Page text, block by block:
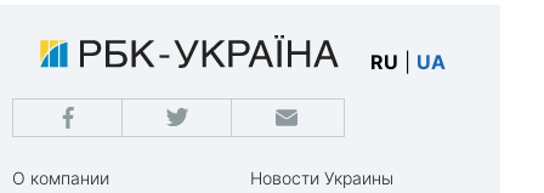
RU UA
О компании
Новости Украины